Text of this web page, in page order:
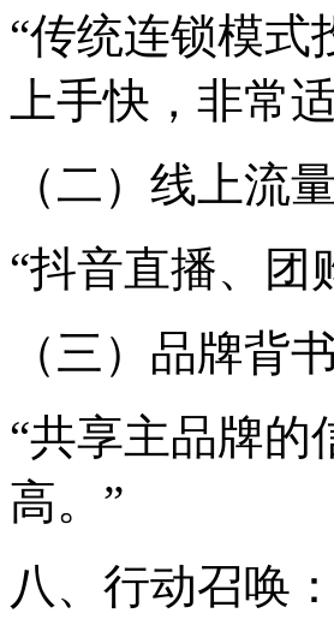
“传统连锁模式
上手快，非常
（二）线上流
“抖音直播、团
（三）品牌背
“共享主品牌的
高。”
八、行动召唤